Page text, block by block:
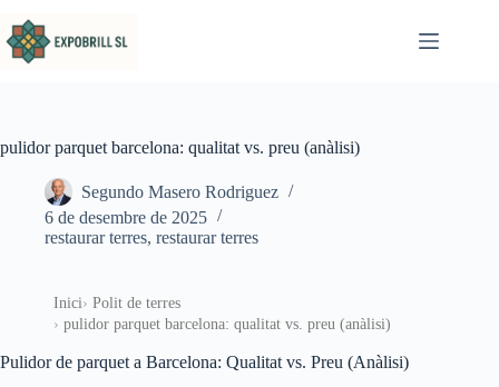
pulidor parquet barcelona: qualitat vs. preu (anàlisi)
Segundo Masero Rodriguez
6 de desembre de 2025
restaurar terres, restaurar terres
Inici
Polit de terres
pulidor parquet barcelona: qualitat vs. preu (anàlisi)
Pulidor de parquet a Barcelona: Qualitat vs. Preu (Anàlisi)